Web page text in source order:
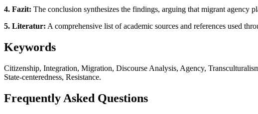
4. Fazit: The conclusion synthesizes the findings, arguing that migrant agency
5. Literatur: A comprehensive list of academic sources and references used
Keywords
Citizenship, Integration, Migration, Discourse Analysis, Agency,
State-centeredness, Resistance.
Frequently Asked Questions